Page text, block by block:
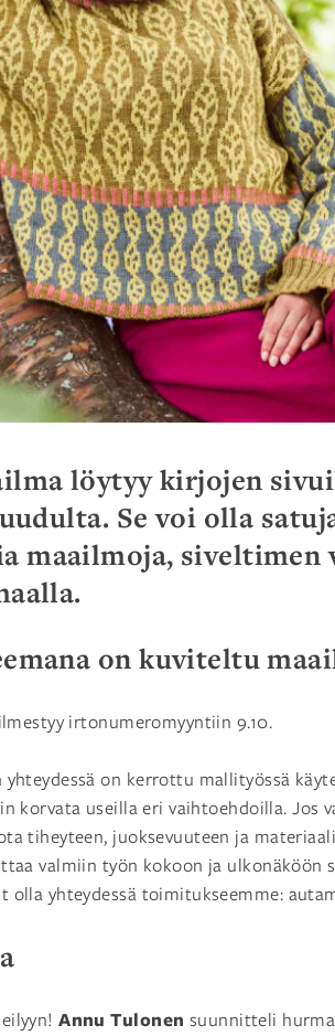
löytyy kirjojen
Se voi olla
maailmoja, siveltimen
on kuviteltu
irtonumeromyyntiin 9.10.
on kerrottu mallityössä
korvata useilla eri vaihtoehdoilla. Jos
tiheyteen, juoksevuuteen ja
valmiin työn kokoon ja ulkonäköön
olla yhteydessä toimitukseemme:
Annu Tulonen suunnitteli